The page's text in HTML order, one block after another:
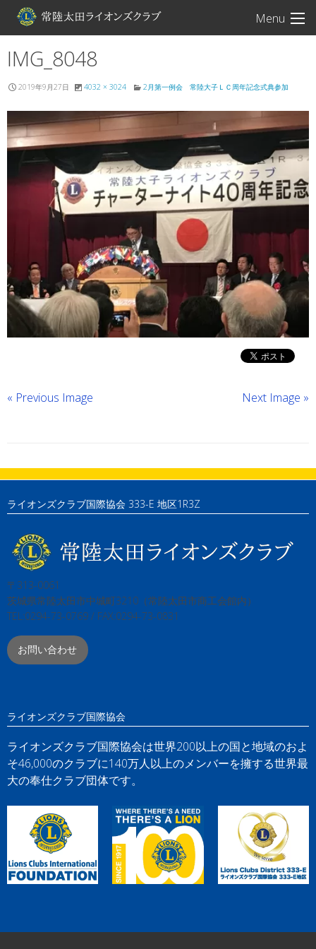
Menu
常陸太田ライオン
IMG_8048
2019年9月27日 4032 × 3024 2月第一例会 常陸大子ＬＣ周年記念式典参加
« Previous Image Next Image »
ライオンズクラブ国際協会 333-E 地区1R3Z
〒313-0061
茨城県常陸太田市中城町3210（常陸太田市商工会館内）
TEL:0294-73-0769 / FAX:0294-73-0831
お問い合わせ
ライオンズクラブ国際協会
ライオンズクラブ国際協会は世界200以上の国と地域のおよ
そ46,000のクラブに140万人以上のメンバーを擁する世界最
大の奉仕クラブ団体です。